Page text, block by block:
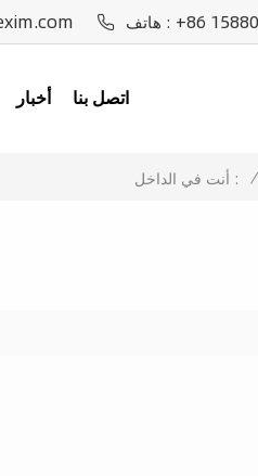
هاتف : +86
أخبار اتصل بنا
أنت في الداخل : /